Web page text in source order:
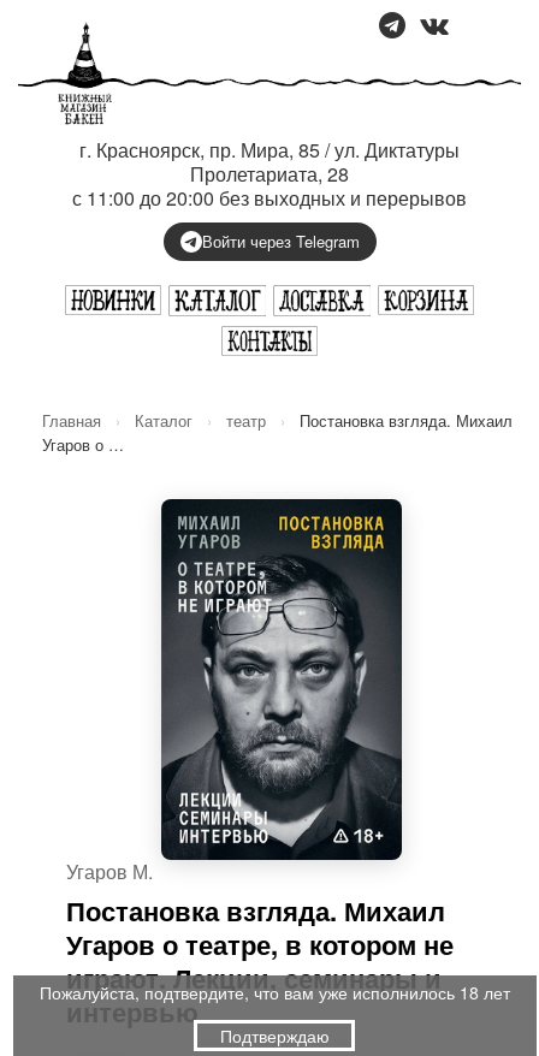
г. Красноярск, пр. Мира, 85 / ул. Диктатуры
Пролетариата, 28
с 11:00 до 20:00 без выходных и перерывов
Войти через Telegram
Главная › Каталог › театр ›
Постановка взгляда. Михаил
Угаров о …
Угаров М.
Постановка взгляда. Михаил
Угаров о театре, в котором не
играют. Лекции, семинары и
интервью
Пожалуйста, подтвердите, что вам уже исполнилось 18 лет
Подтверждаю